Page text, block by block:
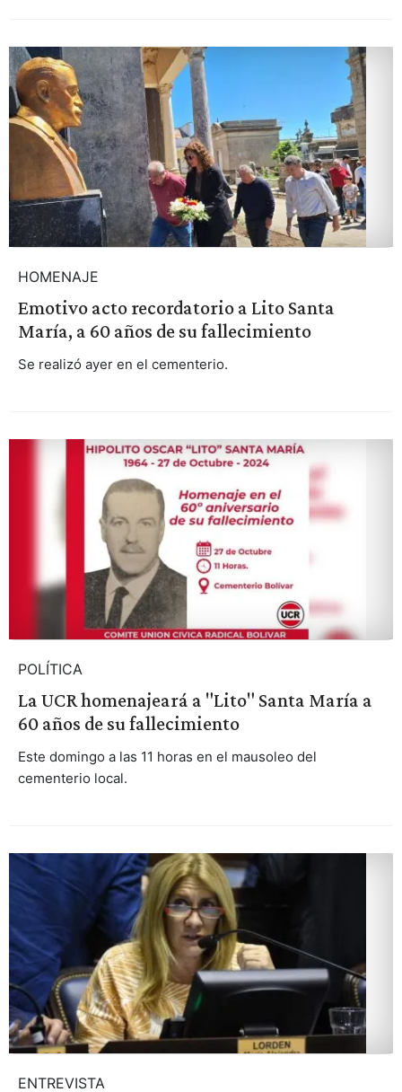
HOMENAJE
Emotivo acto recordatorio a Lito Santa
María, a 60 años de su fallecimiento
Se realizó ayer en el cementerio.
POLÍTICA
La UCR homenajeará a "Lito" Santa María a
60 años de su fallecimiento
Este domingo a las 11 horas en el mausoleo del
cementerio local.
ENTREVISTA